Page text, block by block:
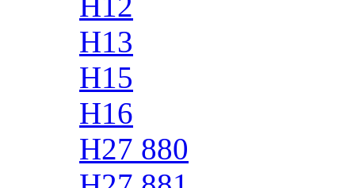
H13
H15
H16
H27 880